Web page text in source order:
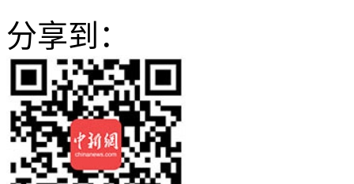
分享到：